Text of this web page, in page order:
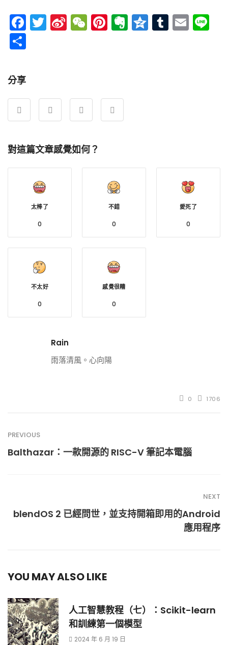
Facebook
Twitter
SinaWeChat
Pinterest
Evernote
Qzone
Tumblr
分享
對這篇文章感覺如何？
太棒了
0
不錯
0
愛死了
0
不太好
0
感覺很糟
0
Rain
雨落清風。心向陽
0 1706
PREVIOUS
Balthazar：一款開源的 RISC-V 筆記本電腦
NEXT
blendOS 2 已經問世，並支持開箱即用的Android
應用程序
YOU MAY ALSO LIKE
人工智慧教程（七）：Scikit-learn
和訓練第一個模型
2024 年 6 月 19 日